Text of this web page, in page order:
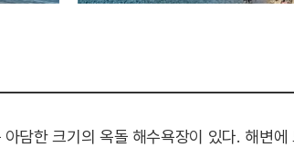
담한 크기의 옥돌 해수욕장이 있다. 해변